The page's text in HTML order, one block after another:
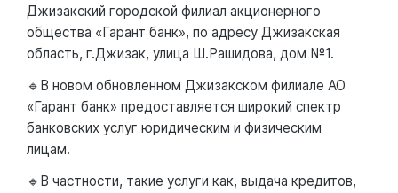
Джизакский городской филиал акционерного
общества «Гарант банк», по адресу Джизакская
область, г.Джизак, улица Ш.Рашидова, дом №1.
🔹В новом обновленном Джизакском филиале АО
«Гарант банк» предоставляется широкий спектр
банковских услуг юридическим и физическим
лицам.
🔹В частности, такие услуги как, выдача кредитов,